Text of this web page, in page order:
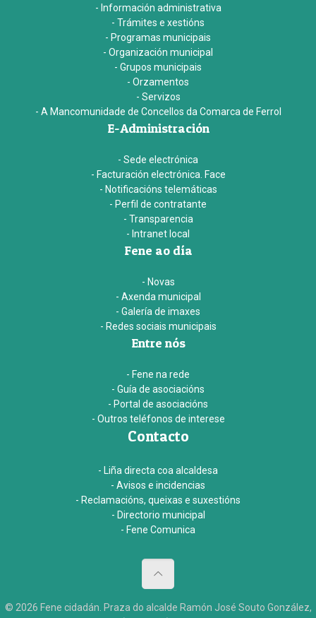
- Información administrativa
- Trámites e xestións
- Programas municipais
- Organización municipal
- Grupos municipais
- Orzamentos
- Servizos
- A Mancomunidade de Concellos da Comarca de Ferrol
E-Administración
- Sede electrónica
- Facturación electrónica. Face
- Notificacións telemáticas
- Perfil de contratante
- Transparencia
- Intranet local
Fene ao día
- Novas
- Axenda municipal
- Galería de imaxes
- Redes sociais municipais
Entre nós
- Fene na rede
- Guía de asociacións
- Portal de asociacións
- Outros teléfonos de interese
Contacto
- Liña directa coa alcaldesa
- Avisos e incidencias
- Reclamacións, queixas e suxestións
- Directorio municipal
- Fene Comunica
© 2026 Fene cidadán. Praza do alcalde Ramón José Souto González,